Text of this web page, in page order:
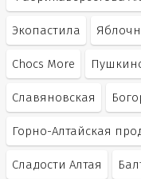
Экопастила
Chocs More
Славяновская
Горно-Алтайская
Сладости Алтая